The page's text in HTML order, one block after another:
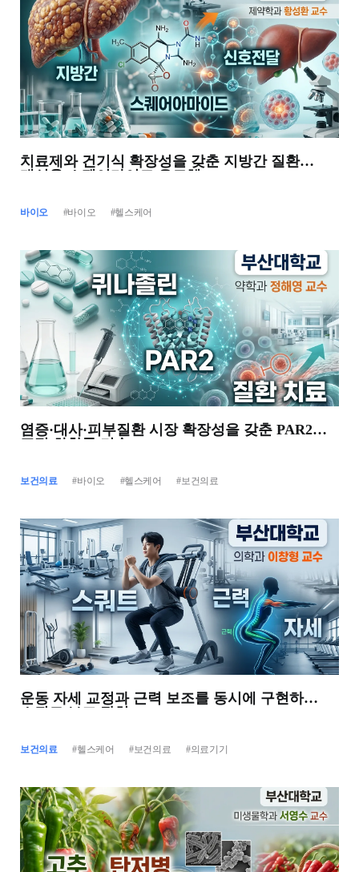
치료제와 건기식 확장성을 갖춘 지방간 질환
개선용 스퀘어마이드 유도체
바이오 #바이오 #헬스케어
염증·대사·피부질환 시장 확장성을 갖춘 PAR2
표적 화합물 기술
보건의료 #바이오 #헬스케어 #보건의료
운동 자세 교정과 근력 보조를 동시에 구현하는
스쿼트 보조 장치
보건의료 #헬스케어 #보건의료 #의료기기